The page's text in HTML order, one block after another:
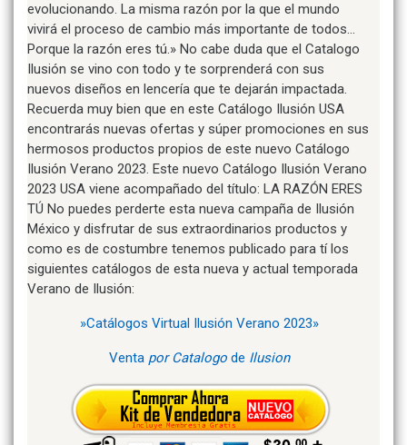
evolucionando. La misma razón por la que el mundo
vivirá el proceso de cambio más importante de todos…
Porque la razón eres tú.» No cabe duda que el Catalogo
Ilusión se vino con todo y te sorprenderá con sus
nuevos diseños en lencería que te dejarán impactada.
Recuerda muy bien que en este Catálogo Ilusión USA
encontrarás nuevas ofertas y súper promociones en sus
hermosos productos propios de este nuevo Catálogo
Ilusión Verano 2023. Este nuevo Catálogo Ilusión Verano
2023 USA viene acompañado del título: LA RAZÓN ERES
TÚ No puedes perderte esta nueva campaña de Ilusión
México y disfrutar de sus extraordinarios productos y
como es de costumbre tenemos publicado para tí los
siguientes catálogos de esta nueva y actual temporada
Verano de Ilusión:
»Catálogos Virtual Ilusión Verano 2023»
Venta por Catalogode Ilusion